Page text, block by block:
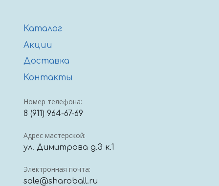
Каталог
Акции
Доставка
Контакты
Номер телефона:
8 (911) 964-67-69
Адрес мастерской:
ул. Димитрова д.3 к.1
Электронная почта:
sale@sharoball.ru